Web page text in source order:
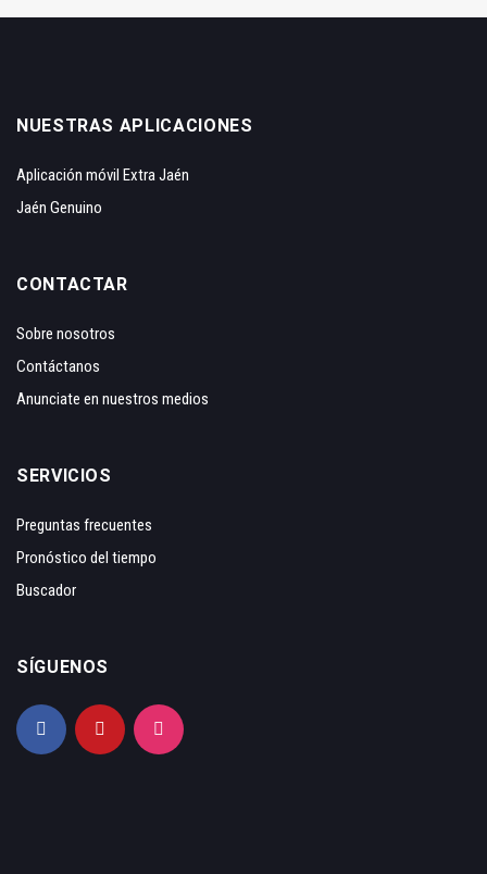
NUESTRAS APLICACIONES
Aplicación móvil Extra Jaén
Jaén Genuino
CONTACTAR
Sobre nosotros
Contáctanos
Anunciate en nuestros medios
SERVICIOS
Preguntas frecuentes
Pronóstico del tiempo
Buscador
SÍGUENOS